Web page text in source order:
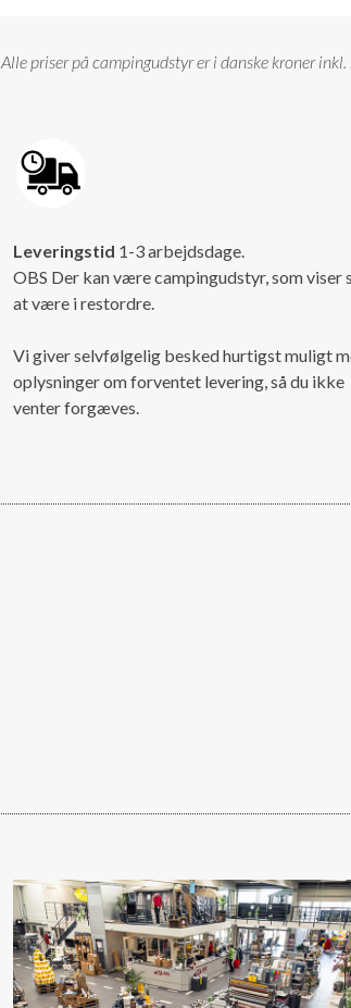
Alle priser på campingudstyr er i danske kroner inkl.
Leveringstid 1-3 arbejdsdage.
OBS Der kan være campingudstyr, som viser
at være i restordre.
Vi giver selvfølgelig besked hurtigst muligt
oplysninger om forventet levering, så du ikke
venter forgæves.